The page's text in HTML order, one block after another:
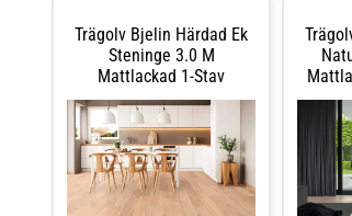
trafikerade utrymmen som hotell,
butiker, kontor och kaféer - eller till
hallen i ditt hem. Den mattlackade
ytan skyddar mot fläckar och gör
golvet lätt att underhålla.
kontor
ställen i
behöver
fläckar
Trägolv Bjelin Härdad Ek
Steninge 3.0 M
Mattlackad 1-Stav